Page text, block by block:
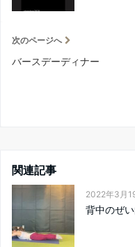
次のページへ
バースデーディナー
関連記事
2022年3月
背中のぜ